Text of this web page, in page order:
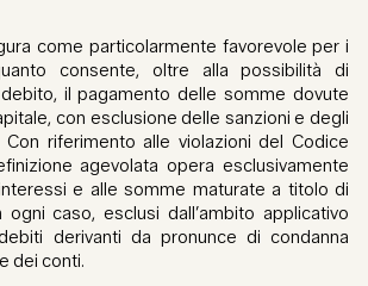
come particolarmente favorevole per i
consente, oltre alla possibilità di
il pagamento delle somme dovute
con esclusione delle sanzioni e degli
Con riferimento alle violazioni del Codice
agevolata opera esclusivamente
e alle somme maturate a titolo di
ogni caso, esclusi dall’ambito applicativo
derivanti da pronunce di condanna
dei conti.